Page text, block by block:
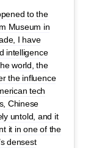
to the
Museum in
I have
intelligence
world, the
the influence
tech
Chinese
untold, and it
it in one of the
densest